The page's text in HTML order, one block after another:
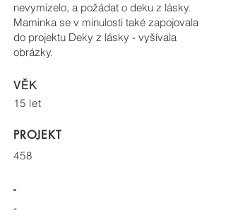
nevymizelo, a požádat o deku z lásky.
Maminka se v minulosti také zapojovala
do projektu Deky z lásky - vyšívala
obrázky.
VĚK
15 let
PROJEKT
458
-
-